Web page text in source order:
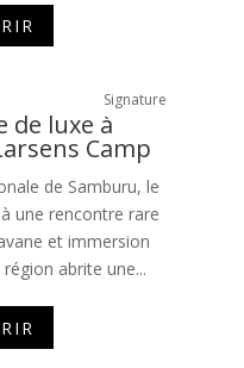
Signature
de luxe à
Camp
de Samburu, le
une rencontre rare
et immersion
abrite une...